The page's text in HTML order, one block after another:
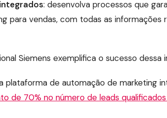
: desenvolva processos que
para vendas, com todas as informações
Siemens exemplifica o sucesso dessa
plataforma de automação de marketing
de 70% no número de leads